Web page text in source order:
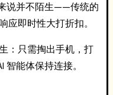
说并不陌生——传统的
即时性大打折扣。
：只需掏出手机，打
能体保持连接。